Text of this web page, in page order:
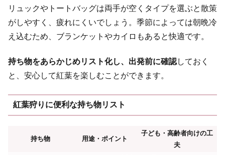
リュックやトートバッグは両手が空くタイプを選ぶと散策
がしやすく、疲れにくいでしょう。季節によっては朝晩冷
え込むため、ブランケットやカイロもあると快適です。
持ち物をあらかじめリスト化し、出発前に確認しておく
と、安心して紅葉を楽しむことができます。
紅葉狩りに便利な持ち物リスト
持ち物 用途・ポイント
子ども・高齢者向けの工
夫